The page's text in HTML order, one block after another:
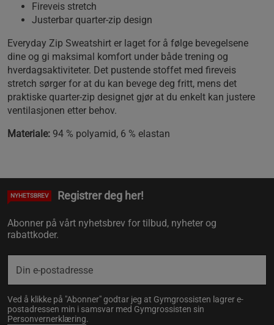
Fireveis stretch
Justerbar quarter-zip design
Everyday Zip Sweatshirt er laget for å følge bevegelsene
dine og gi maksimal komfort under både trening og
hverdagsaktiviteter. Det pustende stoffet med fireveis
stretch sørger for at du kan bevege deg fritt, mens det
praktiske quarter-zip designet gjør at du enkelt kan justere
ventilasjonen etter behov.
Materiale: 94 % polyamid, 6 % elastan
NYHETSBREV Registrer deg her!
Abonner på vårt nyhetsbrev for tilbud, nyheter og
rabattkoder.
Ved å klikke på "Abonner" godtar jeg at Gymgrossisten lagrer e-
postadressen min i samsvar med Gymgrossisten sin
Personvernerklæring.